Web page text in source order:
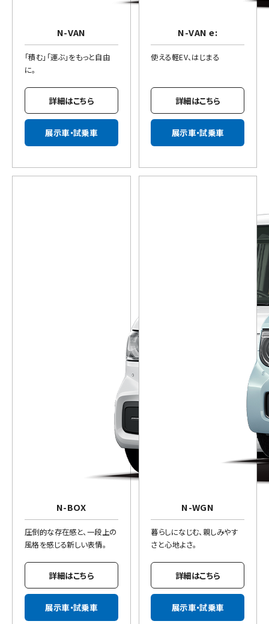
N-VAN
「積む」「運ぶ」をもっと自由
に。
詳細はこちら
展示車・試乗車
N-VAN e:
使える軽EV、はじまる
詳細はこちら
展示車・試乗車
N-BOX
圧倒的な存在感と、一段上の
風格を感じる新しい表情。
詳細はこちら
展示車・試乗車
N-WGN
暮らしになじむ、親しみやす
さと心地よさ。
詳細はこちら
展示車・試乗車